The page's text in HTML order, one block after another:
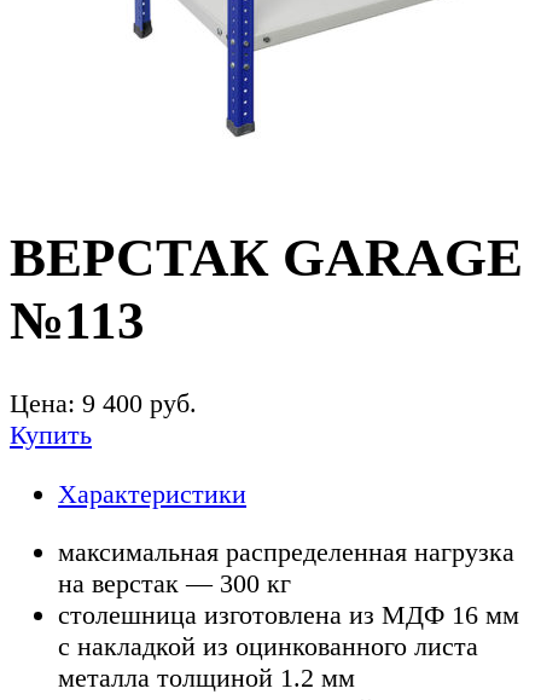
ВЕРСТАК GARAGE
№113
Цена: 9 400 руб.
Купить
Характеристики
максимальная распределенная нагрузка
на верстак — 300 кг
столешница изготовлена из МДФ 16 мм
с накладкой из оцинкованного листа
металла толщиной 1.2 мм